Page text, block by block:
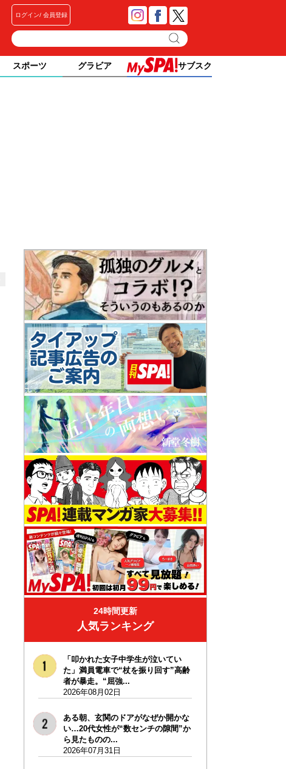
ログイン 会員登録
スポーツ グラビア サブスク
24時間更新
人気ランキング
「叩かれた女子中学生が泣いてい
た」満員電車で“杖を振り回す”高齢
者が暴走。“屈強...
2026年08月02日
ある朝、玄関のドアがなぜか開かな
い…20代女性が“数センチの隙間”か
ら見たものの...
2026年07月31日